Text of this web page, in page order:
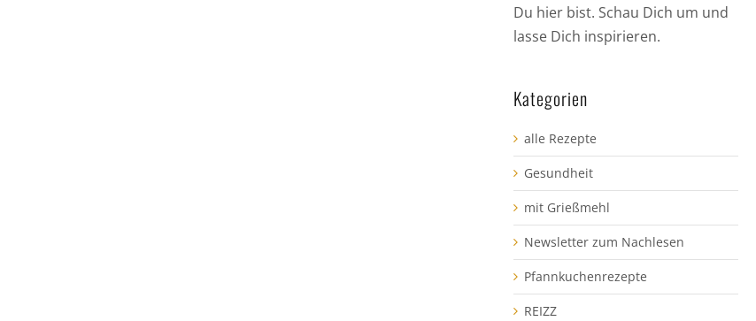
Du hier bist. Schau Dich um und
lasse Dich inspirieren.
Kategorien
alle Rezepte
Gesundheit
mit Grießmehl
Newsletter zum Nachlesen
Pfannkuchenrezepte
REIZZ